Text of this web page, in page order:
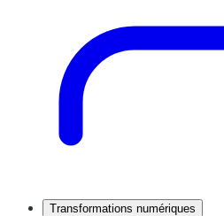
Transformations numériques